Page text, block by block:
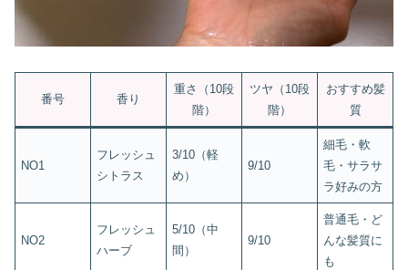
番号 香り
重さ（10段
階）
ツヤ（10段
階）
おすすめ髪
質
NO1
フレッシュ
シトラス
3/10（軽
め）
9/10
細毛・軟
毛・サラサ
ラ好みの方
NO2
フレッシュ
ハーブ
5/10（中
間）
9/10
普通毛・ど
んな髪質に
も